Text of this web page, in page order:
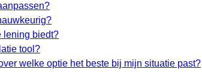
lening biedt?
tool?
welke optie het beste bij mijn situatie past?